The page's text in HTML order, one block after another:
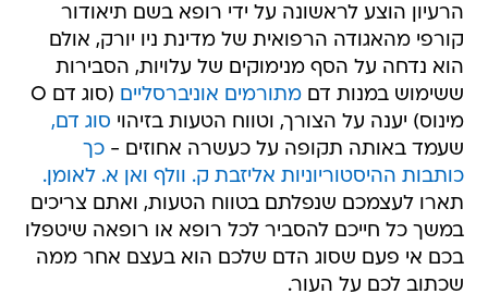
הרעיון הוצע לראשונה על ידי רופא בשם תיאודור
קורפי מהאגודה הרפואית של מדינת ניו יורק, אולם
הוא נדחה על הסף מנימוקים של עלויות, הסבירות
ששימוש במנות דםמתורמים אוניברסליים
(סוג דם O
מינוס) יענה על הצורך, וטווח הטעות בזיהוי סוג דם,
שעמד באותה תקופה על כעשרה אחוזים -כך
כותבות ההיסטוריוניות אליזבת ק. וולף ואן א. לאומן.
תארו לעצמכם שנפלתם בטווח הטעות, ואתם צריכים
במשך כל חייכם להסביר לכל רופא או רופאה שיטפלו
בכם אי פעם שסוג הדם שלכם הוא בעצם אחר ממה
שכתוב לכם על העור.